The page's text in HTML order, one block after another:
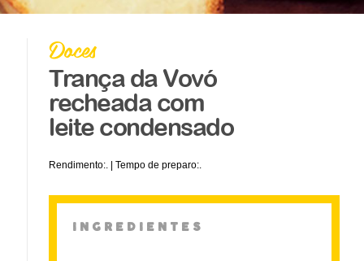
Doces
Trança da Vovó
recheada com
leite condensado
Rendimento:. | Tempo de preparo:.
ingredientes